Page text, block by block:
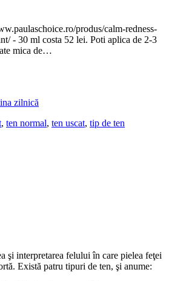
produs/calm-redness-
- 30 ml costa 52 lei. Poti aplica de 2-3
mica de…
zilnică
, ten normal, ten uscat, tip de ten
şi interpretarea felului în care pielea feţei
Există patru tipuri de ten, şi anume: